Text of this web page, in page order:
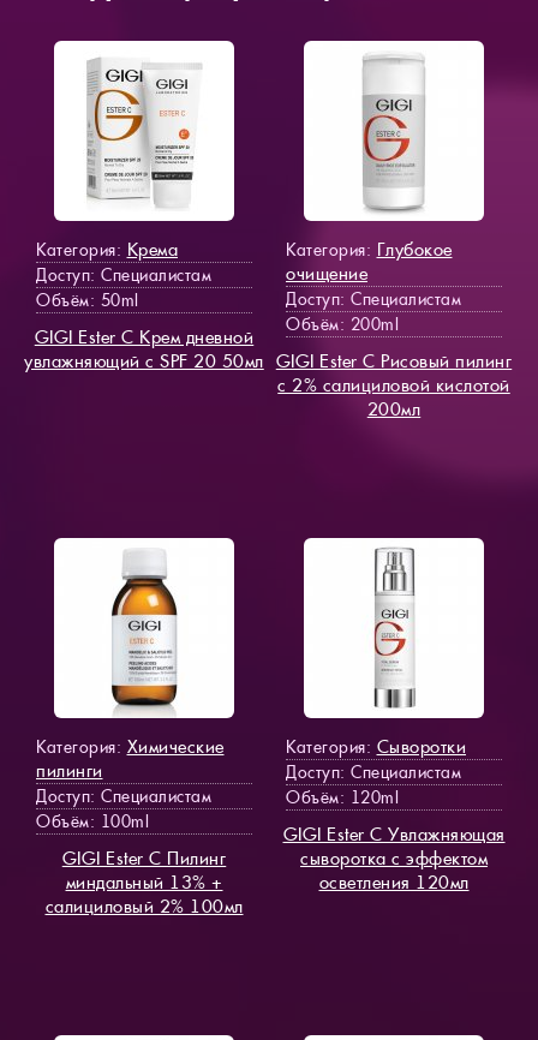
Категория: Крема
Доступ: Специалистам
Объём: 50ml
GIGI Ester C Крем дневной
увлажняющий с SPF 20 50мл
Категория: Глубокое
очищение
Доступ: Специалистам
Объём: 200ml
GIGI Ester C Рисовый пилинг
c 2% салициловой кислотой
200мл
Категория: Химические
пилинги
Доступ: Специалистам
Объём: 100ml
GIGI Ester C Пилинг
миндальный 13% +
салициловый 2% 100мл
Категория: Сыворотки
Доступ: Специалистам
Объём: 120ml
GIGI Ester C Увлажняющая
сыворотка с эффектом
осветления 120мл